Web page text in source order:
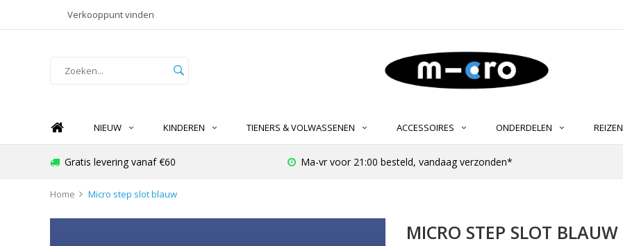
Verkooppunt vinden
NIEUW KINDEREN TIENERS & VOLWASSENEN ACCESSOIRES ONDERDELEN REIZEN
Gratis levering vanaf €60 Ma-vr voor 21:00 besteld, vandaag verzonden*
Home Micro step slot blauw
MICRO STEP SLOT BLAUW